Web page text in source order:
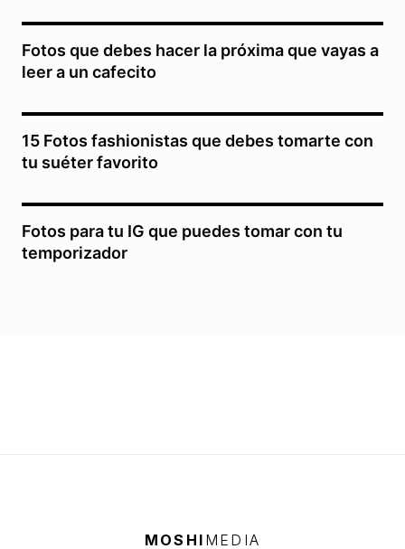
Fotos que debes hacer la próxima que vayas a
leer a un cafecito
15 Fotos fashionistas que debes tomarte con
tu suéter favorito
Fotos para tu IG que puedes tomar con tu
temporizador
MOSHI MEDIA